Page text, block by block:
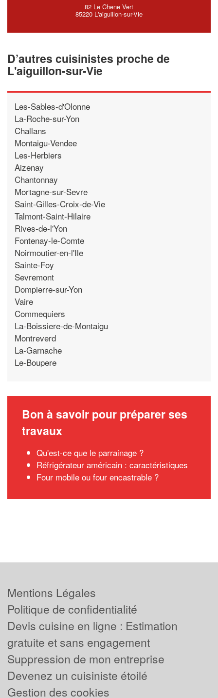
82 Le Chene Vert
85220 L'aiguillon-sur-Vie
D’autres cuisinistes proche de
L'aiguillon-sur-Vie
Les-Sables-d'Olonne
La-Roche-sur-Yon
Challans
Montaigu-Vendee
Les-Herbiers
Aizenay
Chantonnay
Mortagne-sur-Sevre
Saint-Gilles-Croix-de-Vie
Talmont-Saint-Hilaire
Rives-de-l'Yon
Fontenay-le-Comte
Noirmoutier-en-l'Ile
Sainte-Foy
Sevremont
Dompierre-sur-Yon
Vaire
Commequiers
La-Boissiere-de-Montaigu
Montreverd
La-Garnache
Le-Boupere
Bon à savoir pour préparer ses
travaux
Qu'est-ce que le parrainage ?
Réfrigérateur américain : caractéristiques
Four mobile ou four encastrable ?
Mentions Légales
Politique de confidentialité
Devis cuisine en ligne : Estimation
gratuite et sans engagement
Suppression de mon entreprise
Devenez un cuisiniste étoilé
Gestion des cookies